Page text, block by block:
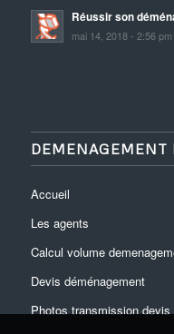
Réussir son
mai 14, 2018 - 2:56 pm
DEMENAGEMENT
Accueil
Les agents
Calcul volume
Devis déménagement
Photos transmission devis